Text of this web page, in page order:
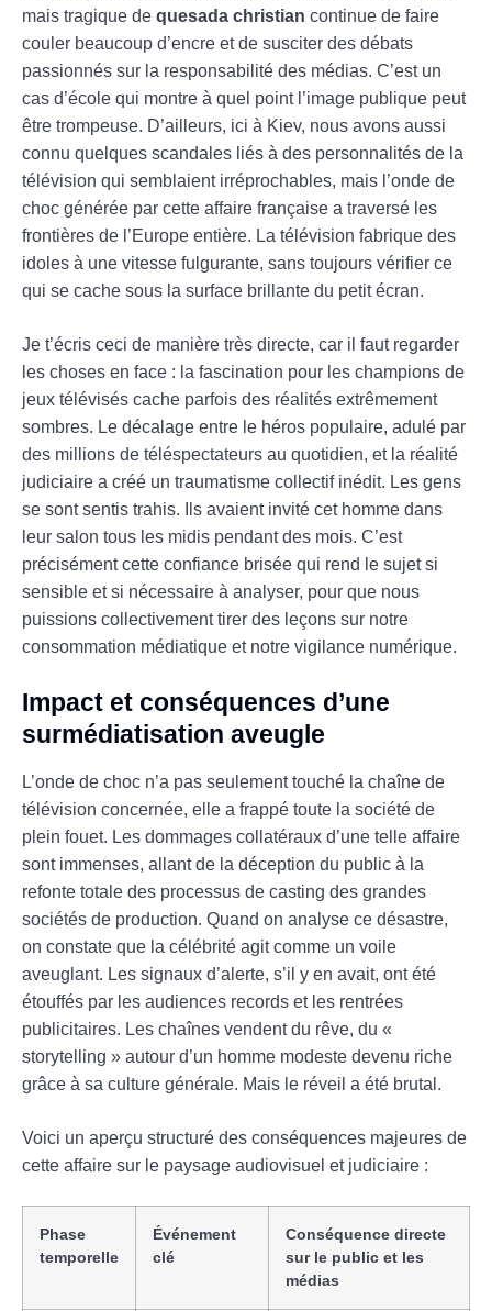
mais tragique de quesada christian continue de faire
couler beaucoup d’encre et de susciter des débats
passionnés sur la responsabilité des médias. C’est un
cas d’école qui montre à quel point l’image publique peut
être trompeuse. D’ailleurs, ici à Kiev, nous avons aussi
connu quelques scandales liés à des personnalités de la
télévision qui semblaient irréprochables, mais l’onde de
choc générée par cette affaire française a traversé les
frontières de l’Europe entière. La télévision fabrique des
idoles à une vitesse fulgurante, sans toujours vérifier ce
qui se cache sous la surface brillante du petit écran.
Je t’écris ceci de manière très directe, car il faut regarder
les choses en face : la fascination pour les champions de
jeux télévisés cache parfois des réalités extrêmement
sombres. Le décalage entre le héros populaire, adulé par
des millions de téléspectateurs au quotidien, et la réalité
judiciaire a créé un traumatisme collectif inédit. Les gens
se sont sentis trahis. Ils avaient invité cet homme dans
leur salon tous les midis pendant des mois. C’est
précisément cette confiance brisée qui rend le sujet si
sensible et si nécessaire à analyser, pour que nous
puissions collectivement tirer des leçons sur notre
consommation médiatique et notre vigilance numérique.
Impact et conséquences d’une
surmédiatisation aveugle
L’onde de choc n’a pas seulement touché la chaîne de
télévision concernée, elle a frappé toute la société de
plein fouet. Les dommages collatéraux d’une telle affaire
sont immenses, allant de la déception du public à la
refonte totale des processus de casting des grandes
sociétés de production. Quand on analyse ce désastre,
on constate que la célébrité agit comme un voile
aveuglant. Les signaux d’alerte, s’il y en avait, ont été
étouffés par les audiences records et les rentrées
publicitaires. Les chaînes vendent du rêve, du «
storytelling » autour d’un homme modeste devenu riche
grâce à sa culture générale. Mais le réveil a été brutal.
Voici un aperçu structuré des conséquences majeures de
cette affaire sur le paysage audiovisuel et judiciaire :
Phase
temporelle
Événement
clé
Conséquence directe
sur le public et les
médias